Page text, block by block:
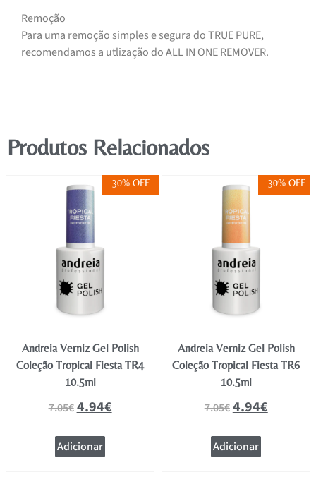
Remoção
Para uma remoção simples e segura do TRUE PURE,
recomendamos a utlização do ALL IN ONE REMOVER.
Produtos Relacionados
30% OFF
Andreia Verniz Gel Polish
Coleção Tropical Fiesta TR4
10.5ml
7.05€4.94€
Adicionar
30% OFF
Andreia Verniz Gel Polish
Coleção Tropical Fiesta TR6
10.5ml
7.05€4.94€
Adicionar